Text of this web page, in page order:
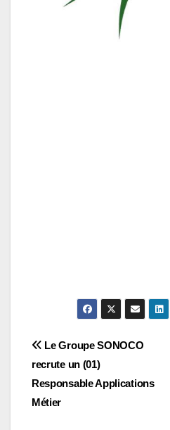
Navigation
de
l’article
Le Groupe SONOCO
recrute un (01)
Responsable Applications
Métier